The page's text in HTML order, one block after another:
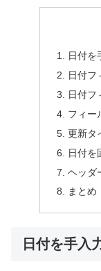
日付を
日付フ
日付フ
フィー
更新タ
日付を
ヘッダ
まとめ
日付を手入